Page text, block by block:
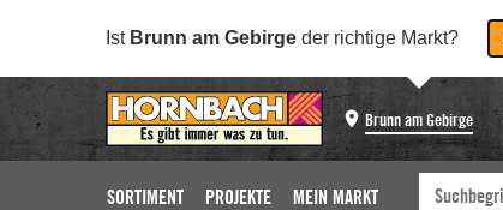
Ist Brunn am Gebirge der richtige Markt?
Brunn am Gebirge
SORTIMENT PROJEKTE MEIN MARKT